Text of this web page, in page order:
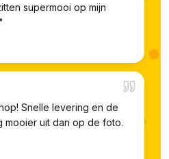
supermooi op mijn
"
Snelle levering en de
mooier uit dan op de foto.